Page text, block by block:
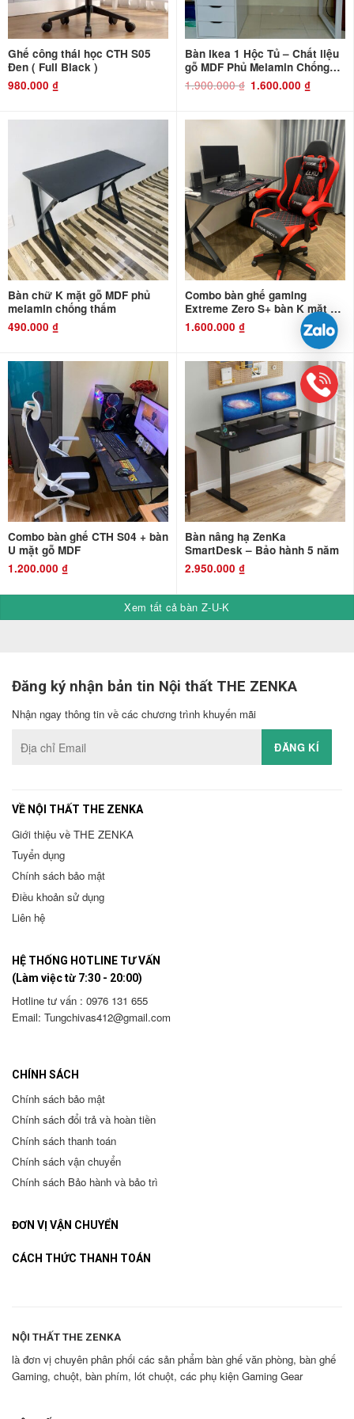
Ghế công thái học CTH S05
Đen ( Full Black )
980.000 ₫
Bàn Ikea 1 Hộc Tủ – Chất liệu
gỗ MDF Phủ Melamin Chống
Thấm và Chống Xước
1.900.000₫ Giá
gốc
1.600.000₫Giá
hiện
1.600.000
Bàn chữ K mặt gỗ MDF phủ
melamin chống thấm
490.000 ₫
Combo bàn ghế gaming
Extreme Zero S+ bàn K mặt gỗ
MDF
1.600.000 ₫
Combo bàn ghế CTH S04 + bàn
U mặt gỗ MDF
1.200.000 ₫
Bàn nâng hạ ZenKa
SmartDesk – Bảo hành 5 năm
2.950.000 ₫
Xem tất cả bàn Z-U-K
Đăng ký nhận bản tin Nội thất THE ZENKA
Nhận ngay thông tin về các chương trình khuyến mãi
VỀ NỘI THẤT THE ZENKA
Giới thiệu về THE ZENKA
Tuyển dụng
Chính sách bảo mật
Điều khoản sử dụng
Liên hệ
HỆ THỐNG HOTLINE TƯ VẤN
(Làm việc từ 7:30 - 20:00)
Hotline tư vấn : 0976 131 655
Email: Tungchivas412@gmail.com
CHÍNH SÁCH
Chính sách bảo mật
Chính sách đổi trả và hoàn tiền
Chính sách thanh toán
Chính sách vận chuyển
Chính sách Bảo hành và bảo trì
ĐƠN VỊ VẬN CHUYỂN
CÁCH THỨC THANH TOÁN
NỘI THẤT THE ZENKA
là đơn vị chuyên phân phối các sản phẩm bàn ghế văn phòng, bàn ghế
Gaming, chuột, bàn phím, lót chuột, các phụ kiện Gaming Gear